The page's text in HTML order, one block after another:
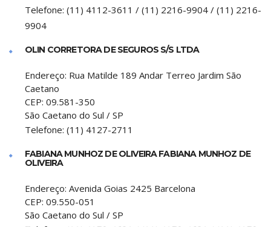
Telefone: (11) 4112-3611 / (11) 2216-9904 / (11) 2216-
9904
OLIN CORRETORA DE SEGUROS S/S LTDA
Endereço: Rua Matilde 189 Andar Terreo Jardim São
Caetano
CEP: 09.581-350
São Caetano do Sul / SP
Telefone: (11) 4127-2711
FABIANA MUNHOZ DE OLIVEIRA FABIANA MUNHOZ DE
OLIVEIRA
Endereço: Avenida Goias 2425 Barcelona
CEP: 09.550-051
São Caetano do Sul / SP